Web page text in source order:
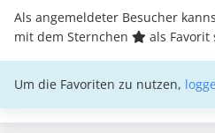
Als angemeldeter Besucher
mit dem Sternchen
als Favorit
Um die Favoriten zu nutzen,